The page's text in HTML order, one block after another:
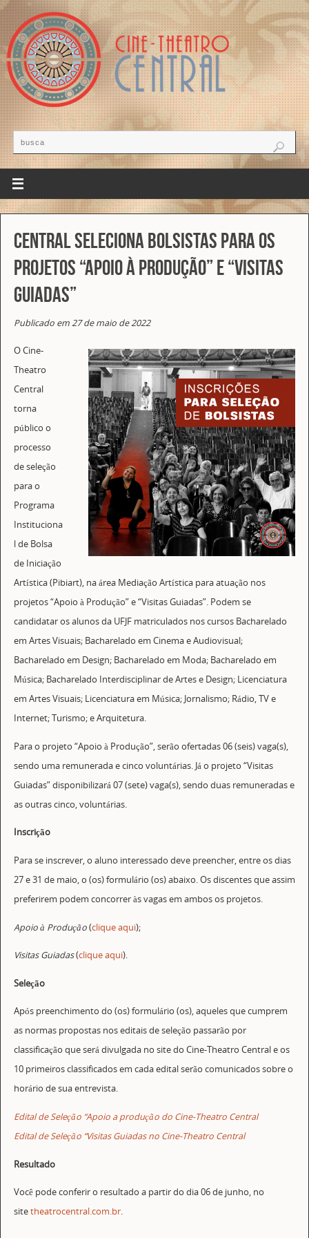
Central seleciona bolsistas para os
projetos “Apoio à Produção” e “Visitas
Guiadas”
Publicado em 27 de maio de 2022
O Cine-
Theatro
Central
torna
público o
processo
de seleção
para o
Programa
Instituciona
l de Bolsa
de Iniciação
Artística (Pibiart), na área Mediação Artística para atuação nos
projetos “Apoio à Produção” e “Visitas Guiadas”. Podem se
candidatar os alunos da UFJF matriculados nos cursos Bacharelado
em Artes Visuais; Bacharelado em Cinema e Audiovisual;
Bacharelado em Design; Bacharelado em Moda; Bacharelado em
Música; Bacharelado Interdisciplinar de Artes e Design; Licenciatura
em Artes Visuais; Licenciatura em Música; Jornalismo; Rádio, TV e
Internet; Turismo; e Arquitetura.
Para o projeto “Apoio à Produção”, serão ofertadas 06 (seis) vaga(s),
sendo uma remunerada e cinco voluntárias. Já o projeto “Visitas
Guiadas” disponibilizará 07 (sete) vaga(s), sendo duas remuneradas e
as outras cinco, voluntárias.
Inscrição
Para se inscrever, o aluno interessado deve preencher, entre os dias
27 e 31 de maio, o (os) formulário (os) abaixo. Os discentes que assim
preferirem podem concorrer às vagas em ambos os projetos.
Apoio à Produção(clique aqui);
Visitas Guiadas(clique aqui).
Seleção
Após preenchimento do (os) formulário (os), aqueles que cumprem
as normas propostas nos editais de seleção passarão por
classificação que será divulgada no site do Cine-Theatro Central e os
10 primeiros classificados em cada edital serão comunicados sobre o
horário de sua entrevista.
Edital de Seleção “Apoio a produção do Cine-Theatro Central
Edital de Seleção “Visitas Guiadas no Cine-Theatro Central
Resultado
Você pode conferir o resultado a partir do dia 06 de junho, no
sitetheatrocentral.com.br.